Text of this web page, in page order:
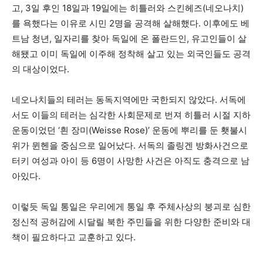
고, 3일 후인 18일과 19일에는 히틀러와 스킨헤즈(네오나치)
를 욕했다는 이유로 시민 2명을 공격해 살해했다. 이후에도 베
트남 청년, 일자리를 찾아 독일에 온 폴란드인, 유고인들이 살
해됐고 이미 독일에 이주해 정착해 살고 있는 외국인들도 공격
의 대상이었다.
네오나치들의 테러는 동독지역에만 국한되지 않았다. 서독에
서도 이들의 테러는 심각한 사회문제로 번져 히틀러 시절 지하
운동이었던 ‘흰 장미(Weisse Rose)’ 운동에 뿌리를 둔 횃불시
위가 뮌헨을 중심으로 일어났다. 서독의 졸링겐 방화사건으로
터키 여성과 아이 등 6명이 사망한 사건은 아직도 충격으로 남
아있다.
이렇듯 독일 통일은 우리에게 통일 후 주체사상의 붕괴로 심한
정신적 공허감에 시달릴 북한 주민들을 위한 다양한 준비와 대
책이 필요하다고 교훈하고 있다.